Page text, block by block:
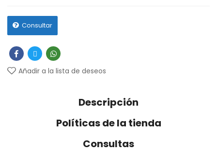
Consultar
Añadir a la lista de deseos
Descripción
Políticas de la tienda
Consultas